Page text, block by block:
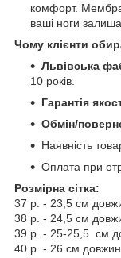
комфорт.
ваші ноги
Чому клієнти
Львівська
10 років.
Гарантія
Обмін/
Наявність
Оплата при
Розмірна сітка:
37 р. - 23,5 см
38 р. - 24,5 см
39 р. - 25-25,5 см
40 р. - 26 см